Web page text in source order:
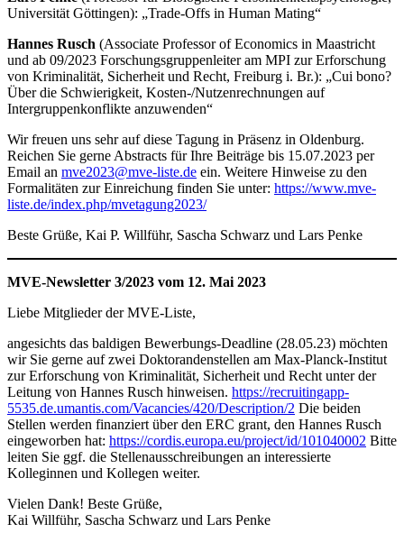
Universität Göttingen): „Trade-Offs in Human Mating“
Hannes Rusch (Associate Professor of Economics in Maastricht
und ab 09/2023 Forschungsgruppenleiter am MPI zur Erforschung
von Kriminalität, Sicherheit und Recht, Freiburg i. Br.): „Cui bono?
Über die Schwierigkeit, Kosten-/Nutzenrechnungen auf
Intergruppenkonflikte anzuwenden“
Wir freuen uns sehr auf diese Tagung in Präsenz in Oldenburg.
Reichen Sie gerne Abstracts für Ihre Beiträge bis 15.07.2023 per
Email an mve2023@mve-liste.de ein. Weitere Hinweise zu den
Formalitäten zur Einreichung finden Sie unter: https://www.mve-
liste.de/index.php/mvetagung2023/
Beste Grüße, Kai P. Willführ, Sascha Schwarz und Lars Penke
MVE-Newsletter 3/2023 vom 12. Mai 2023
Liebe Mitglieder der MVE-Liste,
angesichts das baldigen Bewerbungs-Deadline (28.05.23) möchten
wir Sie gerne auf zwei Doktorandenstellen am Max-Planck-Institut
zur Erforschung von Kriminalität, Sicherheit und Recht unter der
Leitung von Hannes Rusch hinweisen. https://recruitingapp-
5535.de.umantis.com/Vacancies/420/Description/2 Die beiden
Stellen werden finanziert über den ERC grant, den Hannes Rusch
eingeworben hat: https://cordis.europa.eu/project/id/101040002 Bitte
leiten Sie ggf. die Stellenausschreibungen an interessierte
Kolleginnen und Kollegen weiter.
Vielen Dank! Beste Grüße,
Kai Willführ, Sascha Schwarz und Lars Penke